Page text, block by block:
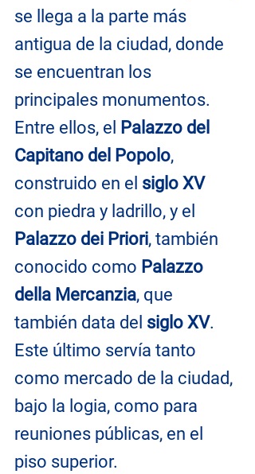
se llega a la parte más
antigua de la ciudad, donde
se encuentran los
principales monumentos.
Entre ellos, el Palazzo del
Capitano del Popolo,
construido en el siglo XV
con piedra y ladrillo, y el
Palazzo dei Priori, también
conocido como Palazzo
della Mercanzia, que
también data del siglo XV.
Este último servía tanto
como mercado de la ciudad,
bajo la logia, como para
reuniones públicas, en el
piso superior.